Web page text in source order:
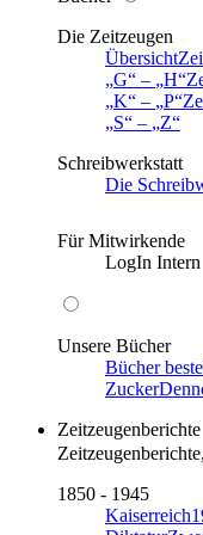
Die Zeitzeugen
Übersicht
G
– H
K
– P
S
–
Z
Schreibwerkstatt
Die
Für Mitwirkende
LogIn Intern
Unsere Bücher
Bücher
Zucker
Zeitzeugenberichte
1850 - 1945
Kaiserreich